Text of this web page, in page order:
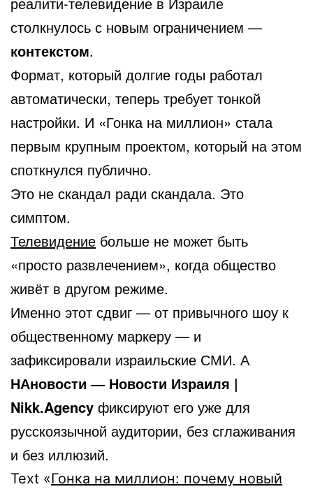
столкнулось с новым ограничением —
контекстом.
Формат, который долгие годы работал
автоматически, теперь требует тонкой
настройки. И «Гонка на миллион» стала
первым крупным проектом, который на этом
споткнулся публично.
Это не скандал ради скандала. Это
симптом.
Телевидение больше не может быть
«просто развлечением», когда общество
живёт в другом режиме.
Именно этот сдвиг — от привычного шоу к
общественному маркеру — и
зафиксировали израильские СМИ. А
НАновости — Новости Израиля |
Nikk.Agency фиксируют его уже для
русскоязычной аудитории, без сглаживания
и без иллюзий.
Text «Гонка на миллион: почему новый